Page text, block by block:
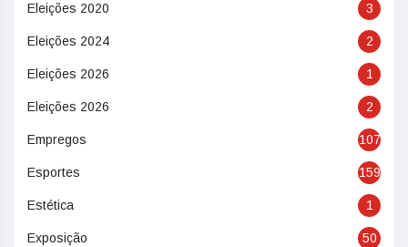
Eleições 2020 3
Eleições 2024 2
Eleições 2026 1
Eleições 2026 2
Empregos 107
Esportes 159
Estética 1
Exposição 50